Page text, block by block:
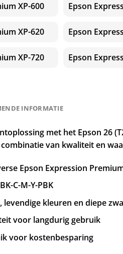
XP-600 Epson
XP-620 Epson
XP-720 Epson
INFORMATIE
met het Epson 26
van kwaliteit en
Epson Expression
C-M-Y-PBK
levendige kleuren en diepe
voor langdurig gebruik
voor kostenbesparing